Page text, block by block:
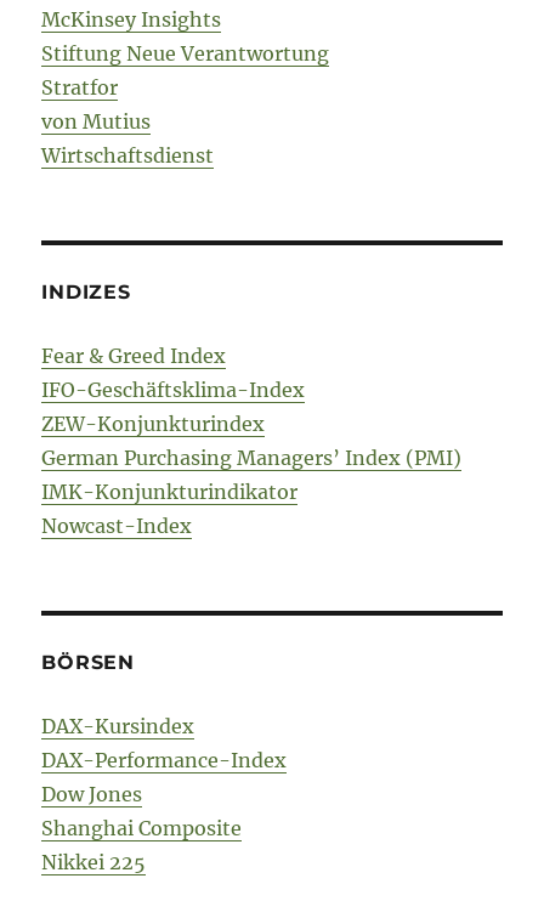
McKinsey Insights
Stiftung Neue Verantwortung
Stratfor
von Mutius
Wirtschaftsdienst
INDIZES
Fear & Greed Index
IFO-Geschäftsklima-Index
ZEW-Konjunkturindex
German Purchasing Managers’ Index (PMI)
IMK-Konjunkturindikator
Nowcast-Index
BÖRSEN
DAX-Kursindex
DAX-Performance-Index
Dow Jones
Shanghai Composite
Nikkei 225